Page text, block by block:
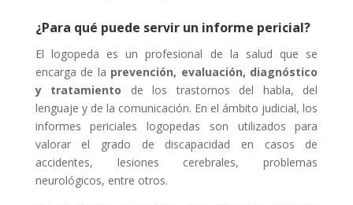
¿Para qué puede servir un informe pericial?
El logopeda es un profesional de la salud que se
encarga de la prevención, evaluación, diagnóstico
y tratamiento de los trastornos del habla, del
lenguaje y de la comunicación. En el ámbito judicial, los
informes periciales logopedas son utilizados para
valorar el grado de discapacidad en casos de
accidentes, lesiones cerebrales, problemas
neurológicos, entre otros.